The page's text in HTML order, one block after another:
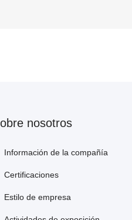
nosotros
Información de la compañía
Certificaciones
Estilo de empresa